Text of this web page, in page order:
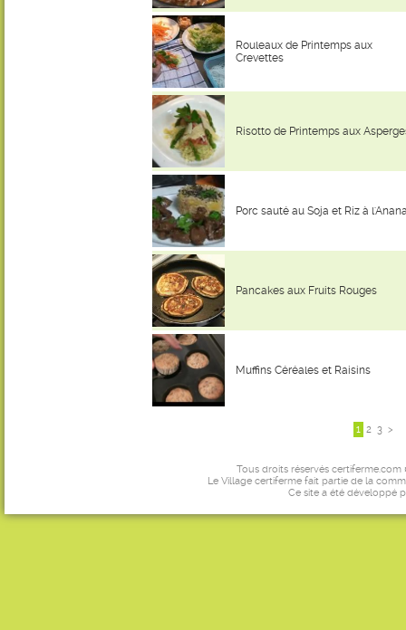
Rouleaux de Printemps aux
Crevettes
Risotto de Printemps aux
Porc sauté au Soja et Riz à
Pancakes aux Fruits Rouges
Muffins Céréales et Raisins
1 2 3 >
Tous droits réservés certiferme.com
Le Village certiferme fait partie de la
Ce site a été développé